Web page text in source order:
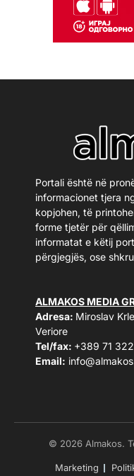
Portali është në
informacionet tjera
kopjohen, të
forme tjetër për
informatat e këtij
përgjegjës, ose
ALMAKOS MEDIA
Adresa: Miroslav
Veriore
Tel/fax: +389 71
Email:
© 2026 Almakos.
Marketing